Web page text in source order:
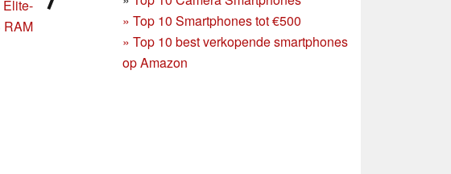
» Top 10 Smartphones tot €500
» Top 10 best verkopende smartphones
op Amazon
Elite-
RAM